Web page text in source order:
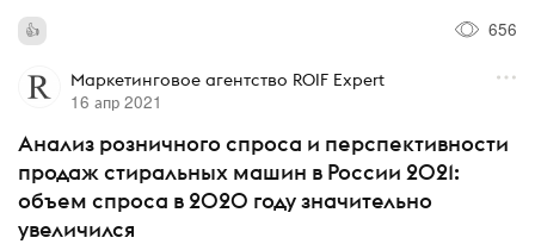
656
Маркетинговое агентство ROIF Expert
16 апр 2021
Анализ розничного спроса и перспективности
продаж стиральных машин в России 2021:
объем спроса в 2020 году значительно
увеличился